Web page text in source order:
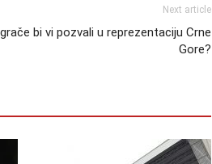
Next article
bi vi pozvali u reprezentaciju Crne
Gore?